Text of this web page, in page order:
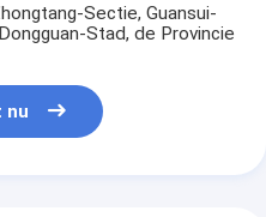
Sectie, Guansui-
Stad, de Provincie
nu